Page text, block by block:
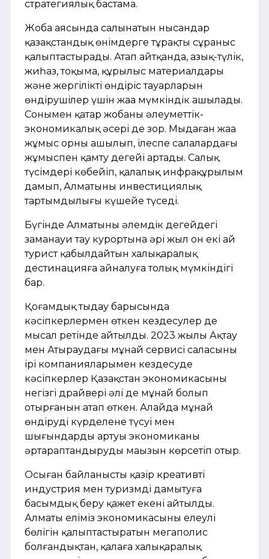
стратегиялық бастама.
Жоба аясында салынатын нысандар
қазақстандық өнімдерге тұрақты сұраныс
қалыптастырады. Атап айтқанда, азық-түлік,
жиһаз, тоқыма, құрылыс материалдары
және жергілікті өндіріс тауарларын
өндірушілер үшін жаңа мүмкіндік ашылады.
Сонымен қатар жобаның әлеуметтік-
экономикалық әсері де зор. Мыңдаған жаңа
жұмыс орны ашылып, ілеспе салалардағы
жұмыспен қамту деңгейі артады. Салық
түсімдері көбейіп, қалалық инфрақұрылым
дамып, Алматының инвестициялық
тартымдылығы күшейе түседі.
Бүгінде Алматының әлемдік деңгейдегі
заманауи тау курортына әрі жыл он екі ай
турист қабылдайтын халықаралық
дестинацияға айналуға толық мүмкіндігі
бар.
Қоғамдық тыңдау барысында
кәсіпкерлермен өткен кездесулер де
мысал ретінде айтылды. 2023 жылы Ақтау
мен Атыраудағы мұнай сервисі саласының
ірі компанияларымен кездесуде
кәсіпкерлер Қазақстан экономикасының
негізгі драйвері әлі де мұнай болып
отырғанын атап өткен. Алайда мұнай
өндірудің күрделене түсуі мен
шығындардың артуы экономиканы
әртараптандырудың маңызын көрсетіп отыр.
Осыған байланысты қазір креативті
индустрия мен туризмді дамытуға
басымдық беру қажет екені айтылды.
Алматы еліміз экономикасының елеулі
бөлігін қалыптастыратын мегаполис
болғандықтан, қалаға халықаралық